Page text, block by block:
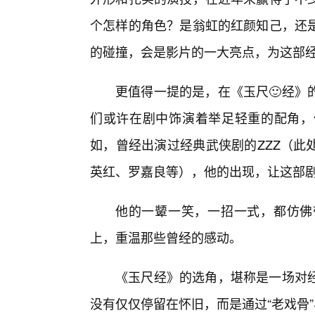
个怎样的角色？是翁虹的红颜知己，
的碰撞，会是影片的一大亮点，为这部
更值得一提的是，在《玉尺🙂经
们或许在剧中饰演着举足轻重的配角
如，曾经出演过经典武侠剧的ZZZ（此
英红、罗嘉良等），他的出现，让这部
他的一颦一笑，一招一式，都仿
上，重温那些曾经的感动。
《玉尺经》的选角，堪称是一场
没有仅仅停留在怀旧，而是通过“老戏